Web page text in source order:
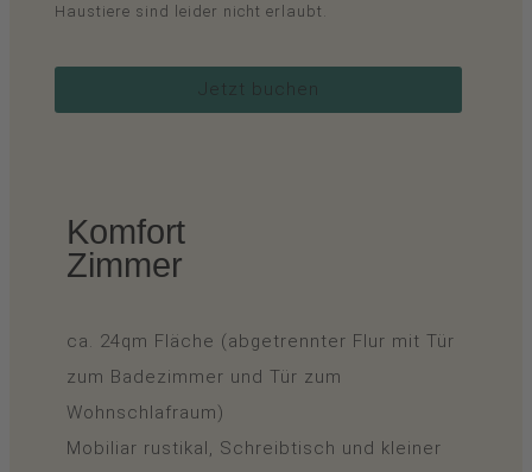
Haustiere sind leider nicht erlaubt.
Jetzt buchen
Komfort
Zimmer
ca. 24qm Fläche (abgetrennter Flur mit Tür
zum Badezimmer und Tür zum
Wohnschlafraum)
Mobiliar rustikal, Schreibtisch und kleiner